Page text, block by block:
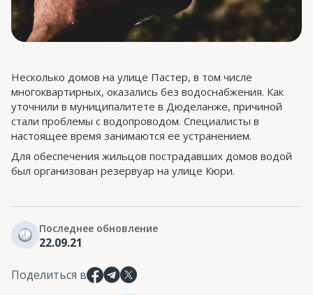
Несколько домов на улице Пастер, в том числе
многоквартирных, оказались без водоснабжения. Как
уточнили в муниципалитете в Дюделанже, причиной
стали проблемы с водопроводом. Специалисты в
настоящее время занимаются ее устранением.
Для обеспечения жильцов пострадавших домов водой
был организован резервуар на улице Кюри.
Последнее обновление
22.09.21
Поделиться в